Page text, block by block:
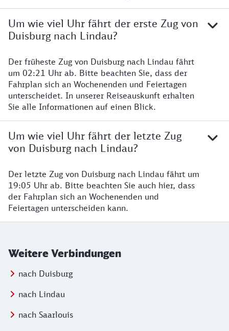
Um wie viel Uhr fährt der erste Zug von
Duisburg nach Lindau?
Der früheste Zug von Duisburg nach Lindau fährt
um 02:21 Uhr ab. Bitte beachten Sie, dass der
Fahrplan sich an Wochenenden und Feiertagen
unterscheidet. In unserer Reiseauskunft erhalten
Sie alle Informationen auf einen Blick.
Um wie viel Uhr fährt der letzte Zug
von Duisburg nach Lindau?
Der letzte Zug von Duisburg nach Lindau fährt um
19:05 Uhr ab. Bitte beachten Sie auch hier, dass
der Fahrplan sich an Wochenenden und
Feiertagen unterscheiden kann.
Weitere Verbindungen
nach Duisburg
nach Lindau
nach Saarlouis